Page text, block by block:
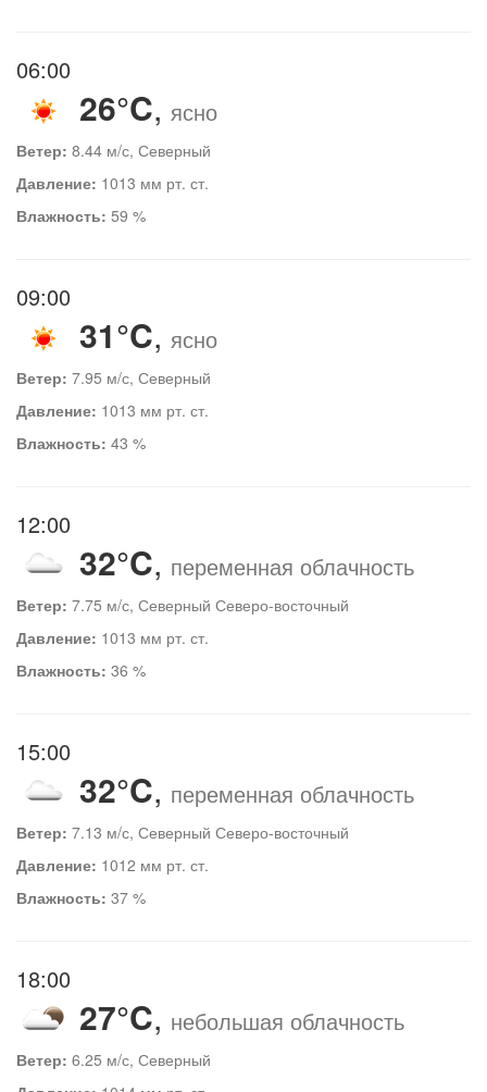
06:00
26°C, ясно
Ветер: 8.44 м/с, Северный
Давление: 1013 мм рт. ст.
Влажность: 59 %
09:00
31°C, ясно
Ветер: 7.95 м/с, Северный
Давление: 1013 мм рт. ст.
Влажность: 43 %
12:00
32°C, переменная облачность
Ветер: 7.75 м/с, Северный Северо-восточный
Давление: 1013 мм рт. ст.
Влажность: 36 %
15:00
32°C, переменная облачность
Ветер: 7.13 м/с, Северный Северо-восточный
Давление: 1012 мм рт. ст.
Влажность: 37 %
18:00
27°C, небольшая облачность
Ветер: 6.25 м/с, Северный